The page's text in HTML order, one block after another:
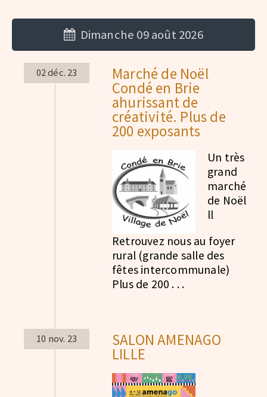
Dimanche 09 août 2026
02 déc. 23 Marché de Noël
Condé en Brie
ahurissant de
créativité. Plus de
200 exposants
Un très
grand
marché
de Noël
ll
Retrouvez nous au foyer
rural (grande salle des
fêtes intercommunale)
Plus de 200 . . .
10 nov. 23 SALON AMENAGO
LILLE